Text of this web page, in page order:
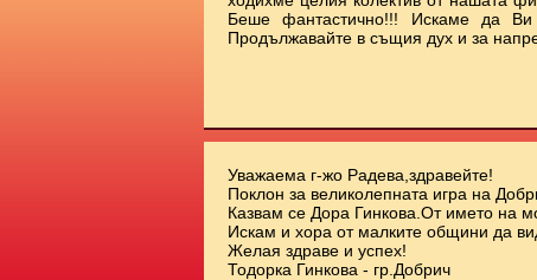
Беше фантастично!!! Искаме да Ви
Продължавайте в същия дух и за
Уважаема г-жо Радева,здравейте!
Поклон за великолепната игра на
Казвам се Дора Гинкова.От името на
Искам и хора от малките общини да
Желая здраве и успех!
Тодорка Гинкова - гр.Добрич